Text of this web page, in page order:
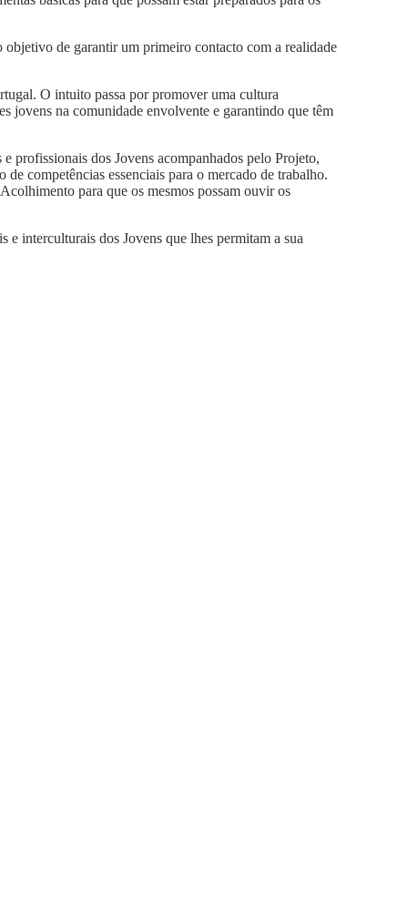
objetivo de garantir um primeiro contacto com a realidade
O intuito passa por promover uma cultura
jovens na comunidade envolvente e garantindo que têm
profissionais dos Jovens acompanhados pelo Projeto,
competências essenciais para o mercado de trabalho.
para que os mesmos possam ouvir os
interculturais dos Jovens que lhes permitam a sua